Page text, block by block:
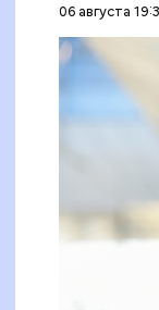
06 августа
В Москве
—
15 лет
ШКОЛЫ